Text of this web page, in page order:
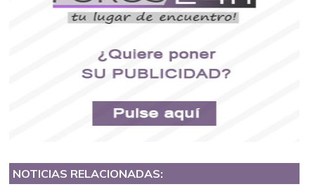
NOTICIAS RELACIONADAS: